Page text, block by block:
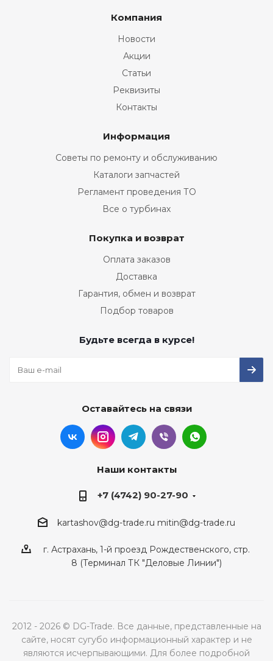
Компания
Новости
Акции
Статьи
Реквизиты
Контакты
Информация
Советы по ремонту и обслуживанию
Каталоги запчастей
Регламент проведения ТО
Все о турбинах
Покупка и возврат
Оплата заказов
Доставка
Гарантия, обмен и возврат
Подбор товаров
Будьте всегда в курсе!
Оставайтесь на связи
Наши контакты
+7 (4742) 90-27-90
kartashov@dg-trade.ru mitin@dg-trade.ru
г. Астрахань, 1-й проезд Рождественского, стр.
8 (Терминал ТК "Деловые Линии")
2012 - 2026 © DG-Trade. Все данные, представленные на
сайте, носят сугубо информационный характер и не
являются исчерпывающими. Для более подробной